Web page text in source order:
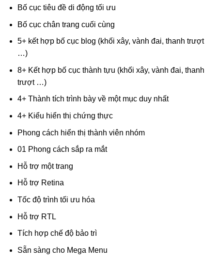
Bố cục tiêu đề di động tối ưu
Bố cục chân trang cuối cùng
5+ kết hợp bố cục blog (khối xây, vành đai, thanh trượt
…)
8+ Kết hợp bố cục thành tựu (khối xây, vành đai, thanh
trượt …)
4+ Thành tích trình bày về một mục duy nhất
4+ Kiểu hiển thị chứng thực
Phong cách hiển thị thành viên nhóm
01 Phong cách sắp ra mắt
Hỗ trợ một trang
Hỗ trợ Retina
Tốc độ trình tối ưu hóa
Hỗ trợ RTL
Tích hợp chế độ bảo trì
Sẵn sàng cho Mega Menu